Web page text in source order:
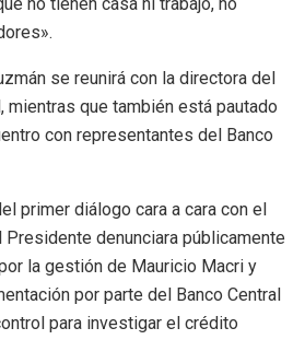
se reunirá con la directora del
mientras que también está pautado
con representantes del Banco
primer diálogo cara a cara con el
denunciara públicamente
la gestión de Mauricio Macri y
por parte del Banco Central
para investigar el crédito